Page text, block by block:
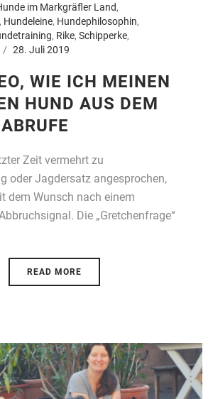
im Markgräfler Land,
, Hundeleine, Hundephilosophin,
, Rike, Schipperke,
28. Juli 2019
WIE ICH MEINEN
HUND AUS DEM
Zeit vermehrt zu
oder Jagdersatz angesprochen,
dem Wunsch nach einem
Die „Gretchenfrage“
READ MORE